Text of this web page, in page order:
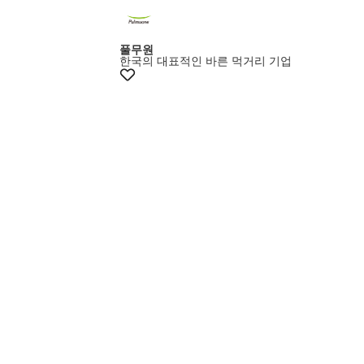
풀무원
한국의 대표적인 바른 먹거리 기업